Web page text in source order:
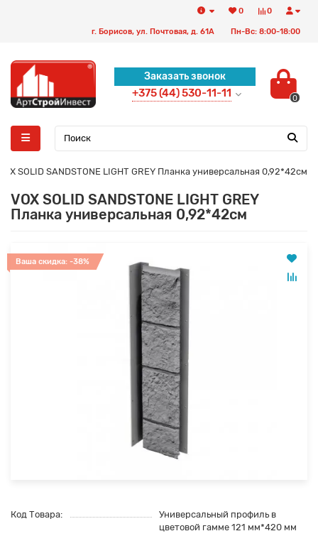
0
0
г. Борисов, ул. Почтовая, д. 61А Пн-Вс: 8:00-18:00
Заказать звонок
+375 (44) 530-11-11 0
SOLID SANDSTONE LIGHT GREY Планка универсальная 0,92*42см
VOX SOLID SANDSTONE LIGHT GREY
Планка универсальная 0,92*42см
Ваша скидка: -38%
Код Товара:
Универсальный профиль в
цветовой гамме 121 мм*420 мм